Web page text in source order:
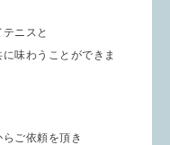
ニスと
味わうことができま
ご依頼を頂き